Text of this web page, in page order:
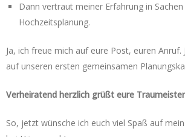
Dann vertraut meiner Erfahrung in Sachen
Hochzeitsplanung.
Ja, ich freue mich auf eure Post, euren Anruf.
auf unseren ersten gemeinsamen
Verheiratend herzlich grüßt eure
So, jetzt wünsche ich euch viel Spaß auf